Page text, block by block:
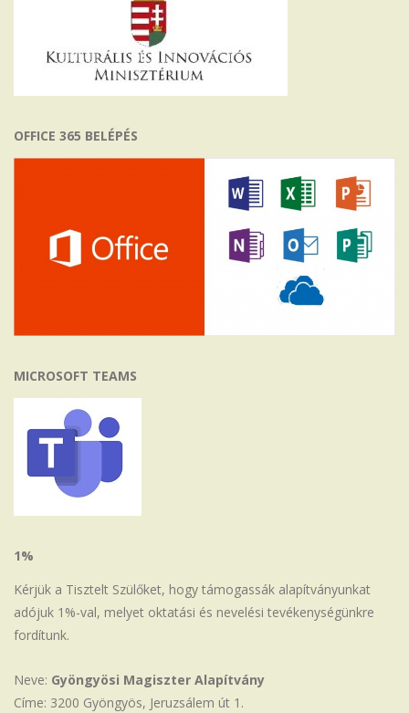
OFFICE 365 BELÉPÉS
MICROSOFT TEAMS
1%
Kérjük a Tisztelt Szülőket, hogy támogassák alapítványunkat
adójuk 1%-val, melyet oktatási és nevelési tevékenységünkre
fordítunk.
Neve: Gyöngyösi Magiszter Alapítvány
Címe: 3200 Gyöngyös, Jeruzsálem út 1.